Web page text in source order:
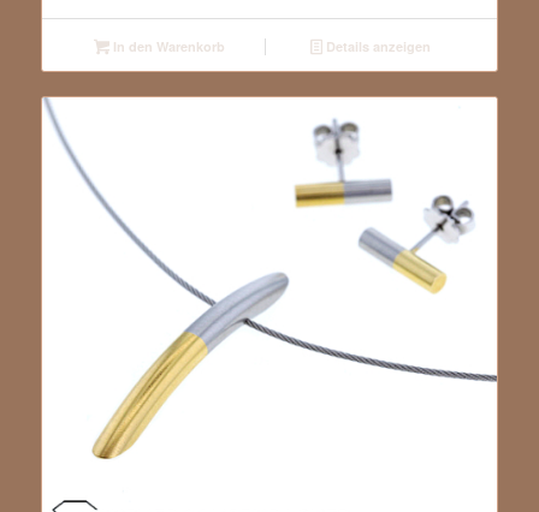
In den Warenkorb Details anzeigen